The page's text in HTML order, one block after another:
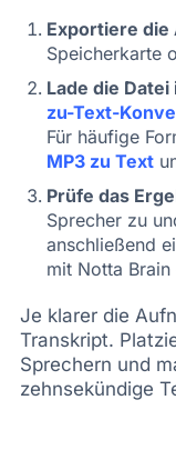
Exportiere die
Speicherkarte
Lade die
zu-Text-
Für häufige
MP3 zu Text
Prüfe das
Sprecher zu
anschließend
mit Notta
Je klarer die
Transkript.
Sprechern und
zehnsekündige